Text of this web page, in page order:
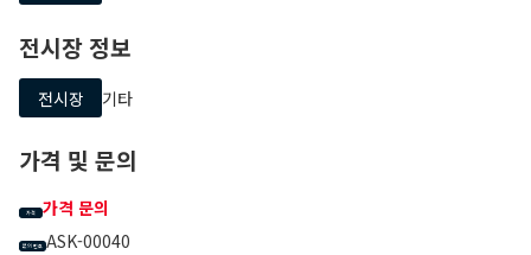
전시장 정보
전시장 기타
가격 및 문의
가격 가격 문의
문의 번호 ASK-00040